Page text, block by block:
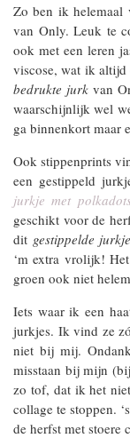
Zo ben ik helemaal
van Only. Leuk te
ook met een leren
viscose, wat ik
bedrukte jurk van
waarschijnlijk wel
ga binnenkort maar
Ook stippenprints
een gestippeld
jurkje met
geschikt voor de
dit gestippelde jurkje
‘m extra vrolijk!
groen ook niet
Iets waar ik een
jurkjes. Ik vind ze
niet bij mij.
misstaan bij mijn
zo tof, dat ik het
collage te stoppen.
de herfst met stoere